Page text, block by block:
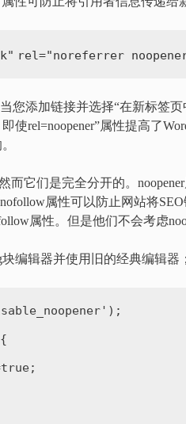
rel="noreferrer
您添加链接并选择“在新标签页
使rel=noopener”属性提高了
而它们是完全分开的。
属性可以防止网站将
属性。但是他们不会考虑
块编辑器并使用旧的经典编辑
);